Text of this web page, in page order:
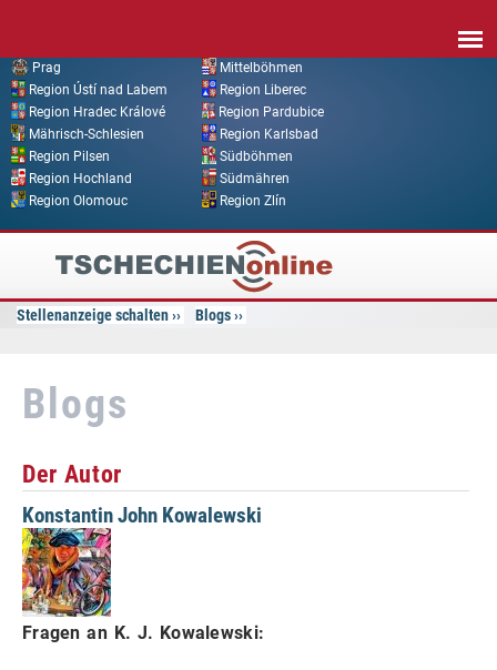
Prag
Mittelböhmen
Region Ústí nad Labem
Region Liberec
Region Hradec Králové
Region Pardubice
Mährisch-Schlesien
Region Karlsbad
Region Pilsen
Südböhmen
Region Hochland
Südmähren
Region Olomouc
Region Zlín
Tschechien
Online
Stellenanzeige schalten Blogs
Blogs
Der Autor
Konstantin John Kowalewski
Fragen an K. J. Kowalewski: